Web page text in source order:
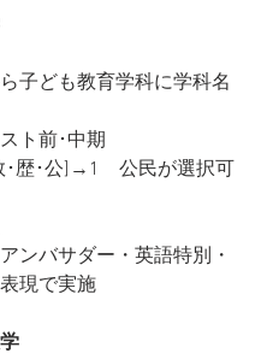
子ども教育学科に学科名
ト前･中期
･歴･公]→1　公民が選択可
ンバサダー・英語特別・
現で実施